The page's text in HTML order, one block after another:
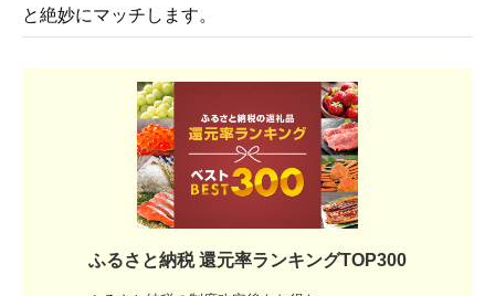
と絶妙にマッチします。
ふるさと納税 還元率ランキングTOP300